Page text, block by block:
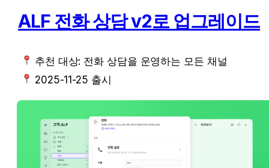
ALF 전화 상담 v2로 업그레이드
추천 대상: 전화 상담을 운영하는 모든 채널
2025-11-25 출시